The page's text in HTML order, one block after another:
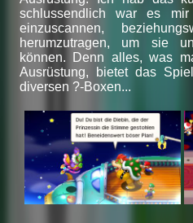
schlussendlich war es
einzuscannen,
herumzutragen, um sie
können. Denn alles, was
Ausrüstung, bietet das
diversen ?-Boxen...